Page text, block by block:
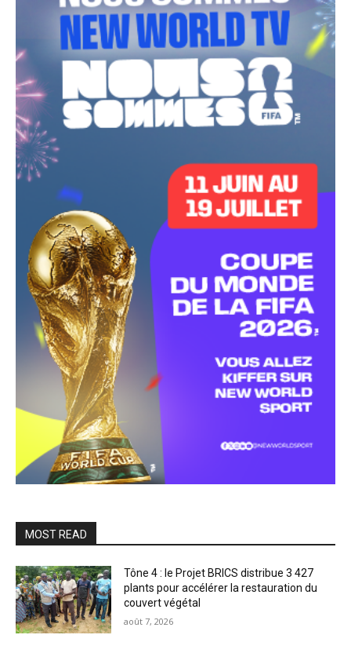
MOST READ
Tône 4 : le Projet BRICS distribue 3 427
plants pour accélérer la restauration du
couvert végétal
août 7, 2026